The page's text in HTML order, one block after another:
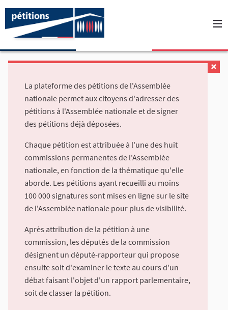
La plateforme des pétitions de l'Assemblée
nationale permet aux citoyens d'adresser des
pétitions à l'Assemblée nationale et de signer
des pétitions déjà déposées.
Chaque pétition est attribuée à l'une des huit
commissions permanentes de l'Assemblée
nationale, en fonction de la thématique qu'elle
aborde. Les pétitions ayant recueilli au moins
100 000 signatures sont mises en ligne sur le site
de l'Assemblée nationale pour plus de visibilité.
Après attribution de la pétition à une
commission, les députés de la commission
désignent un député-rapporteur qui propose
ensuite soit d'examiner le texte au cours d'un
débat faisant l'objet d'un rapport parlementaire,
soit de classer la pétition.